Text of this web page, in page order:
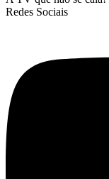
Redes Sociais